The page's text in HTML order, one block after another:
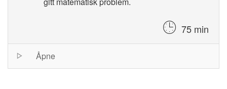
75 min
Åpne
Session